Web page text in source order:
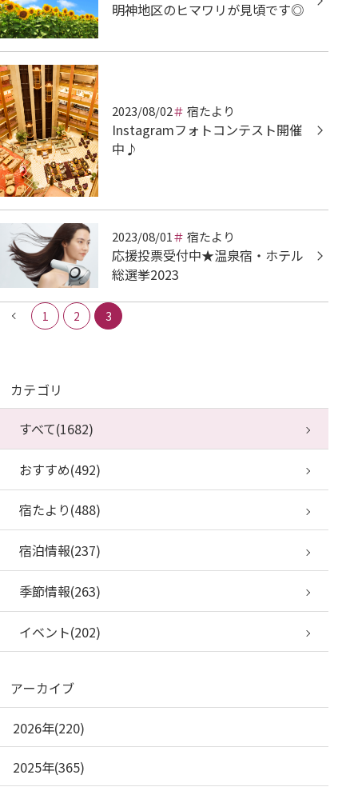
明神地区のヒマワリが見頃です◎
2023/08/02 宿たより
Instagramフォトコンテスト開催
中♪
2023/08/01 宿たより
応援投票受付中★温泉宿・ホテル
総選挙2023
1 2 3
カテゴリ
すべて(1682)
おすすめ(492)
宿たより(488)
宿泊情報(237)
季節情報(263)
イベント(202)
アーカイブ
2026年(220)
2025年(365)